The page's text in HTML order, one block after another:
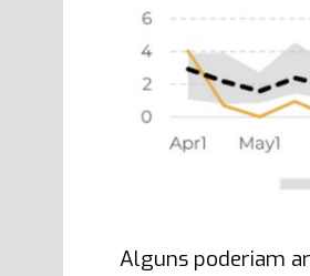
Alguns poderiam